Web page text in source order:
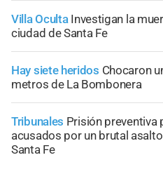
Villa Oculta Investigan la
ciudad de Santa Fe
Hay siete heridos Chocaron
metros de La Bombonera
Tribunales Prisión preventiva
acusados por un brutal
Santa Fe